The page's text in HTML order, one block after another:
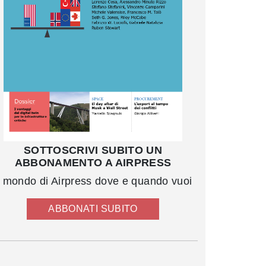
SOTTOSCRIVI SUBITO UN
ABBONAMENTO A AIRPRESS
mondo di Airpress dove e quando vuoi
ABBONATI SUBITO